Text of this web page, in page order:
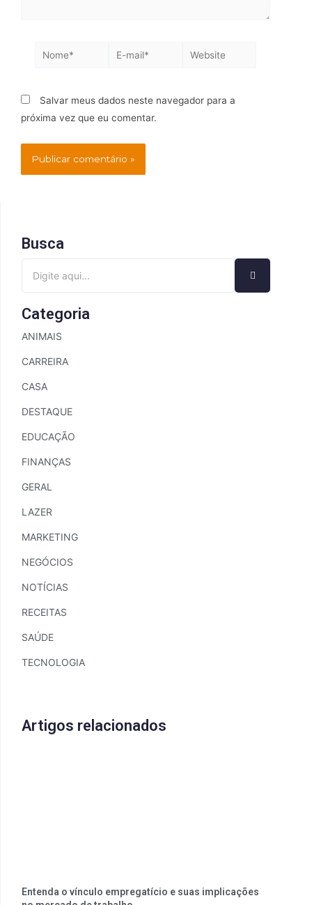
Salvar meus dados neste navegador para a
próxima vez que eu comentar.
Busca
Categoria
ANIMAIS
CARREIRA
CASA
DESTAQUE
EDUCAÇÃO
FINANÇAS
GERAL
LAZER
MARKETING
NEGÓCIOS
NOTÍCIAS
RECEITAS
SAÚDE
TECNOLOGIA
Artigos relacionados
Entenda o vínculo empregatício e suas implicações